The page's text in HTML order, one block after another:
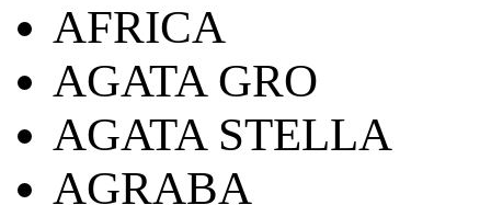
AFRICA
AGATA GRO
AGATA STELLA
AGRABA